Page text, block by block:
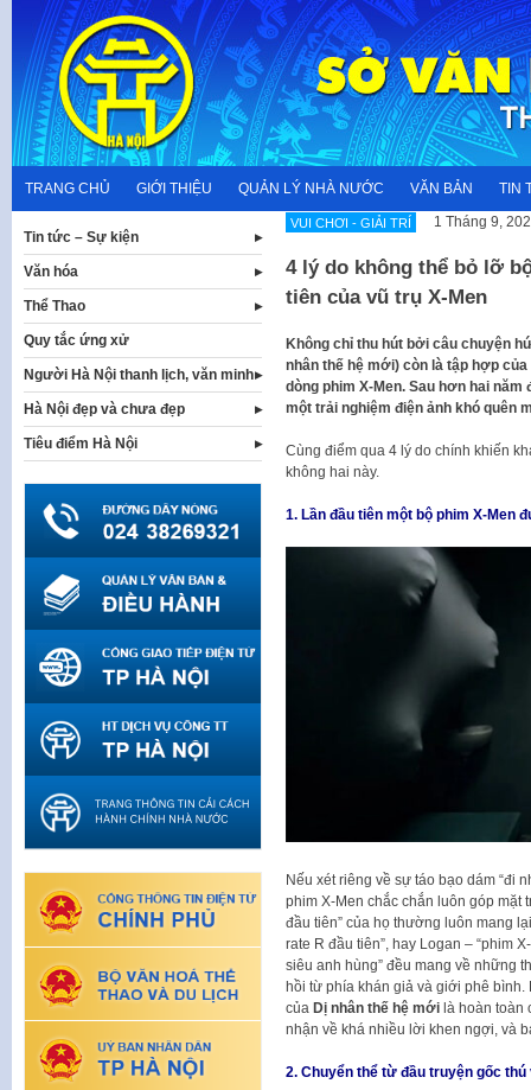
content
TRANG CHỦ GIỚI THIỆU QUẢN LÝ NHÀ NƯỚC VĂN BẢN TIN
VUI CHƠI - GIẢI TRÍ 1 Tháng 9,
4 lý do không thể bỏ lỡ
tiên của vũ trụ X-Men
Không chỉ thu hút bởi câu chuyện
nhân thế hệ mới) còn là tập hợp
dòng phim X-Men. Sau hơn hai
một trải nghiệm điện ảnh khó quên
Cùng điểm qua 4 lý do chính khiến
không hai này.
1. Lần đầu tiên một bộ phim X-Men
Nếu xét riêng về sự táo bạo dám “đi
phim X-Men chắc chắn luôn góp mặt
đầu tiên” của họ thường luôn mang
rate R đầu tiên”, hay Logan – “phim
siêu anh hùng” đều mang về những
hồi từ phía khán giả và giới phê bình.
của Dị nhân thế hệ mớilà hoàn toàn
nhận về khá nhiều lời khen ngợi, và
2. Chuyển thể từ đầu truyện gốc thú
Tin tức – Sự kiện
Văn hóa
Thể Thao
Quy tắc ứng xử
Người Hà Nội thanh lịch, văn minh
Hà Nội đẹp và chưa đẹp
Tiêu điểm Hà Nội